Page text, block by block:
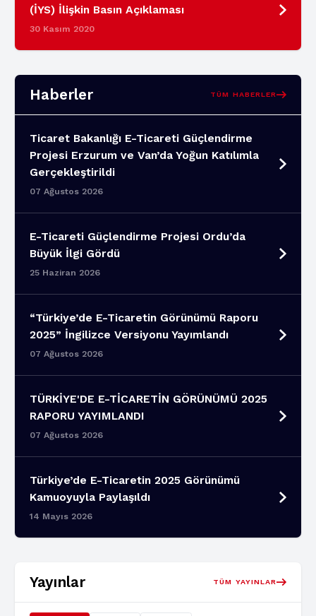
(İYS) İlişkin Basın Açıklaması
30 Kasım 2020
Haberler TÜM HABERLER
Ticaret Bakanlığı E-Ticareti Güçlendirme
Projesi Erzurum ve Van’da Yoğun Katılımla
Gerçekleştirildi
07 Ağustos 2026
E-Ticareti Güçlendirme Projesi Ordu’da
Büyük İlgi Gördü
25 Haziran 2026
“Türkiye’de E-Ticaretin Görünümü Raporu
2025” İngilizce Versiyonu Yayımlandı
07 Ağustos 2026
TÜRKİYE'DE E-TİCARETİN GÖRÜNÜMÜ 2025
RAPORU YAYIMLANDI
07 Ağustos 2026
Türkiye’de E-Ticaretin 2025 Görünümü
Kamuoyuyla Paylaşıldı
14 Mayıs 2026
Yayınlar TÜM YAYINLAR